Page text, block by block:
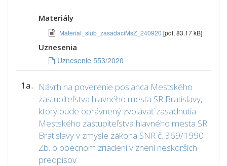
Materiály
Material_slub_zasadaciMsZ_240920 [pdf, 83.17 kB]
Uznesenia
Uznesenie 553/2020
1a.
Návrh na poverenie poslanca Mestského
zastupiteľstva hlavného mesta SR Bratislavy,
ktorý bude oprávnený zvolávať zasadnutia
Mestského zastupiteľstva hlavného mesta SR
Bratislavy v zmysle zákona SNR č. 369/1990
Zb. o obecnom zriadení v znení neskorších
predpisov